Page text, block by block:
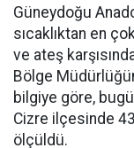
Güneydoğu
sıcaklıktan en
ve ateş
Bölge
bilgiye göre,
Cizre ilçesinde
ölçüldü.